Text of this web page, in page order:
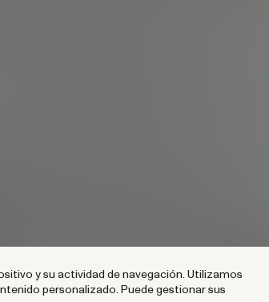
y su actividad de navegación. Utilizamos
personalizado. Puede gestionar sus